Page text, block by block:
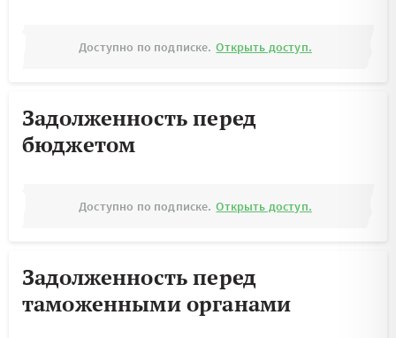
Доступно по подписке. Открыть доступ.
Задолженность перед
бюджетом
Доступно по подписке. Открыть доступ.
Задолженность перед
таможенными органами